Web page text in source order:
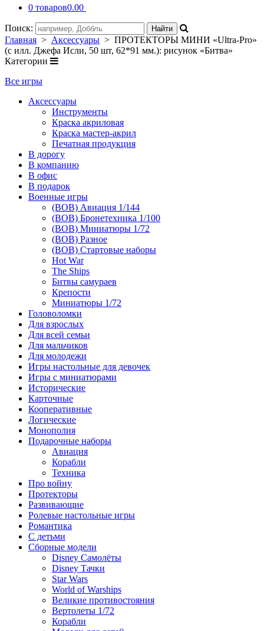
0 товаров0.00
Поиск:
Главная > Аксессуары > ПРОТЕКТОРЫ МИНИ «Ultra-Pro»
(с илл. Джефа Исли, 50 шт, 62*91 мм.): рисунок «Битва»
Категории
Все игры
Аксессуары
Инструменты
Краска акриловая
Краска мастер-акрил
Печатная продукция
В дорогу
В компанию
В офис
В подарок
Военные игры
(ВОВ) Авиация 1/144
(ВОВ) Бронетехника 1/100
(ВОВ) Миниатюры 1/72
(ВОВ) Разное
(ВОВ) Стартовые наборы
Hot War
The Ships
Битвы самураев
Крепости
Миниатюры 1/72
Головоломки
Для взрослых
Для всей семьи
Для мальчиков
Для молодежи
Игры настольные для девочек
Игры с миниатюрами
Исторические
Карточные
Кооперативные
Логические
Монополия
Подарочные наборы
Авиация
Корабли
Техника
Про войну
Протекторы
Развивающие
Ролевые настольные игры
Романтика
С детьми
Сборные модели
Disney Самолёты
Disney Тачки
Star Wars
World of Warships
Великие противостояния
Вертолеты 1/72
Корабли